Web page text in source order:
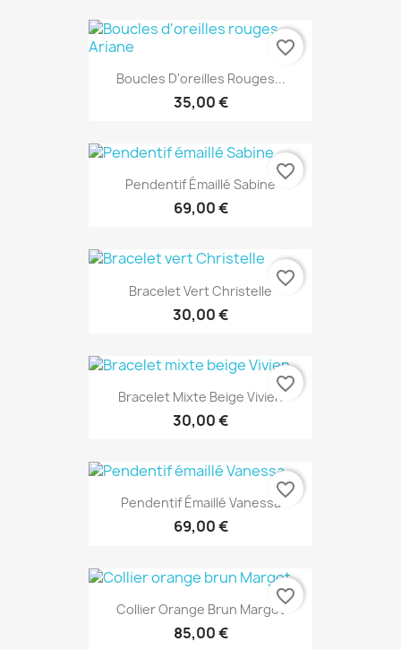
Boucles D'oreilles Rouges...
35,00 €
favorite_border
Pendentif Émaillé Sabine
69,00 €
favorite_border
Bracelet Vert Christelle
30,00 €
favorite_border
Bracelet Mixte Beige Vivien
30,00 €
favorite_border
Pendentif Émaillé Vanessa
69,00 €
favorite_border
Collier Orange Brun Margot
85,00 €
favorite_border